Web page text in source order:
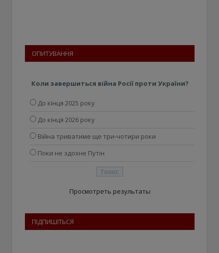
ОПИТУВАННЯ
Коли завершиться війна Росії проти України?
До кінця 2025 року
До кінця 2026 року
Війна триватиме ще три-чотири роки
Поки не здохне Путін
Просмотреть результаты
ПІДПИШІТЬСЯ